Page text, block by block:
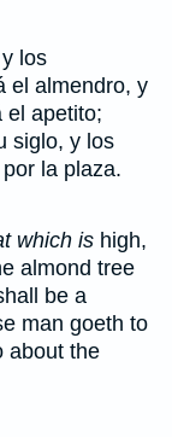
los
el almendro, y
el apetito;
siglo, y los
la plaza.
which is high,
almond tree
be a
man goeth to
about the